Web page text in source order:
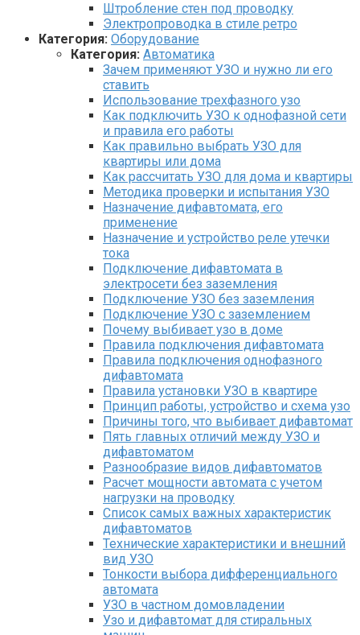
Штробление стен под проводку
Электропроводка в стиле ретро
Категория: Оборудование
Категория: Автоматика
Зачем применяют УЗО и нужно ли его
ставить
Использование трехфазного узо
Как подключить УЗО к однофазной сети
и правила его работы
Как правильно выбрать УЗО для
квартиры или дома
Как рассчитать УЗО для дома и квартиры
Методика проверки и испытания УЗО
Назначение дифавтомата, его
применение
Назначение и устройство реле утечки
тока
Подключение дифавтомата в
электросети без заземления
Подключение УЗО без заземления
Подключение УЗО с заземлением
Почему выбивает узо в доме
Правила подключения дифавтомата
Правила подключения однофазного
дифавтомата
Правила установки УЗО в квартире
Принцип работы, устройство и схема узо
Причины того, что выбивает дифавтомат
Пять главных отличий между УЗО и
дифавтоматом
Разнообразие видов дифавтоматов
Расчет мощности автомата с учетом
нагрузки на проводку
Список самых важных характеристик
дифавтоматов
Технические характеристики и внешний
вид УЗО
Тонкости выбора дифференциального
автомата
УЗО в частном домовладении
Узо и дифавтомат для стиральных